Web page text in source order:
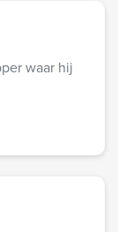
waar hij